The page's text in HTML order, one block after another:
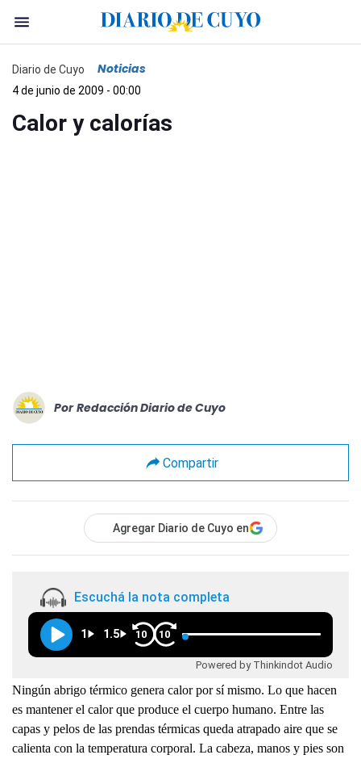
Diario de Cuyo Noticias
4 de junio de 2009 - 00:00
Calor y calorías
Por Redacción Diario de Cuyo
Compartir
Agregar Diario de Cuyo en
Escuchá la nota completa
1 1.5 10 10
Powered by Thinkindot Audio
Ningún abrigo térmico genera calor por sí mismo. Lo que hacen
es mantener el calor que produce el cuerpo humano. Entre las
capas y pelos de las prendas térmicas queda atrapado aire que se
calienta con la temperatura corporal. La cabeza, manos y pies son